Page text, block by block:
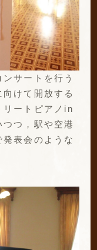
サートを行う
けて開放する
リートピアノin
つ，駅や空港
表会のような